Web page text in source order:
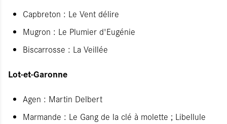
Capbreton : Le Vent délire
Mugron : Le Plumier d'Eugénie
Biscarrosse : La Veillée
Lot-et-Garonne
Agen : Martin Delbert
Marmande : Le Gang de la clé à molette ; Libellule